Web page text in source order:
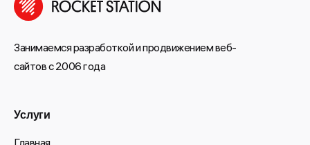
Занимаемся разработкой и продвижением веб-
сайтов с 2006 года
Услуги